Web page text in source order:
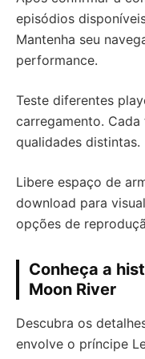
episódios
Mantenha seu
performance.
Teste diferentes
carregamento.
qualidades distintas.
Libere espaço de
download para
opções de
Conheça a
Moon River
Descubra os
envolve o príncipe